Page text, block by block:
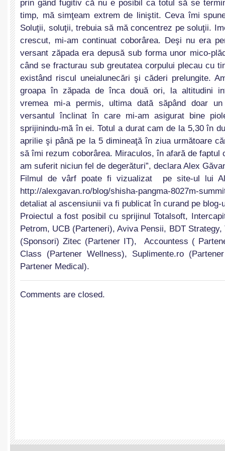
prin gând fugitiv că nu e posibil ca totul să se
timp, mă simţeam extrem de liniştit. Ceva îmi
Soluţii, soluţii, trebuia să mă concentrez pe soluţii.
crescut, mi-am continuat coborârea. Deşi nu era
versant zăpada era depusă sub forma unor mico-
când se fracturau sub greutatea corpului plecau cu
existând riscul uneialunecări şi căderi prelungite.
groapa în zăpada de înca două ori, la altitudini
vremea mi-a permis, ultima dată săpând doar
versantul înclinat în care mi-am asigurat bine
sprijinindu-mă în ei. Totul a durat cam de la 5,30 în
aprilie şi până pe la 5 dimineaţă în ziua următoare
să îmi rezum coborârea. Miraculos, în afară de faptul
am suferit niciun fel de degerături”, declara Alex
Filmul de vârf poate fi vizualizat pe site-ul lui
http://alexgavan.ro/blog/shisha-pangma-8027m-
detaliat al ascensiunii va fi publicat în curand pe blog-
Proiectul a fost posibil cu sprijinul Totalsoft,
Petrom, UCB (Parteneri), Aviva Pensii, BDT
(Sponsori) Zitec (Partener IT), Accountess (
Class (Partener Wellness), Suplimente.ro
Partener Medical).
Comments are closed.